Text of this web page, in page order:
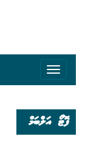
ފޮޓޯ އަލްބަމް